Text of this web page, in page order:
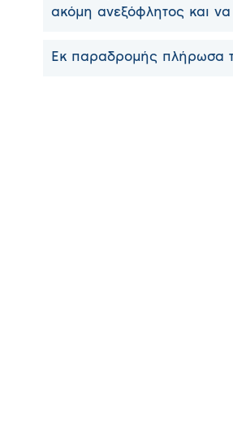
ακόμη ανεξόφλητος και να
Εκ παραδρομής πλήρωσα